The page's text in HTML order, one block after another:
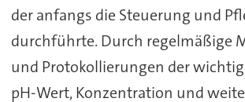
der anfangs die Steuerung und
durchführte. Durch regelmäßige
und Protokollierungen der
pH-Wert, Konzentration und